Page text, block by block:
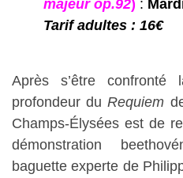
majeur op.92) :
Tarif adultes : 16€
Après s’être
profondeur duRequiem
Champs-Élysées est de
démonstration
baguette experte de